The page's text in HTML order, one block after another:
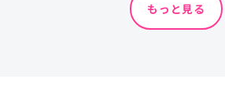
もっと見る